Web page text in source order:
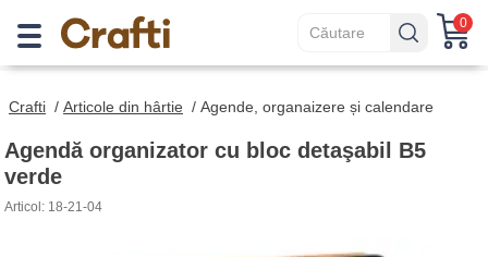
0
Crafti / Articole din hârtie / Agende, organaizere și calendare
Agendă organizator cu bloc detaşabil B5
verde
Articol: 18-21-04